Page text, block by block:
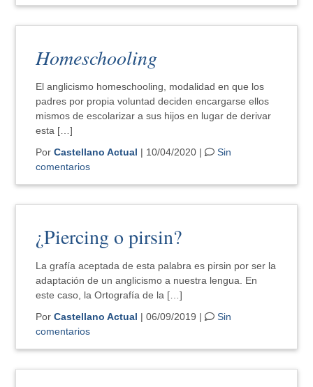
Homeschooling
El anglicismo homeschooling, modalidad en que los
padres por propia voluntad deciden encargarse ellos
mismos de escolarizar a sus hijos en lugar de derivar
esta […]
PorCastellano Actual | 10/04/2020 |
Sin
comentarios
¿Piercing o pirsin?
La grafía aceptada de esta palabra es pirsin por ser la
adaptación de un anglicismo a nuestra lengua. En
este caso, la Ortografía de la […]
PorCastellano Actual | 06/09/2019 |
Sin
comentarios